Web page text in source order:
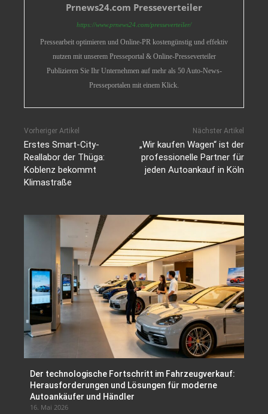
Prnews24.com Presseverteiler
https://www.prnews24.com/presseverteiler/
Pressearbeit optimieren und Online-PR kostengünstig und effektiv
nutzen mit unserem Presseportal & Online-Presseverteiler
Publizieren Sie Ihr Unternehmen auf mehr als 50 Auto-News-
Presseportalen mit einem Klick.
Vorheriger Artikel
Erstes Smart-City-
Reallabor der Thüga:
Koblenz bekommt
Klimastraße
Nächster Artikel
„Wir kaufen Wagen“ ist der
professionelle Partner für
jeden Autoankauf in Köln
Der technologische Fortschritt im Fahrzeugverkauf:
Herausforderungen und Lösungen für moderne
Autoankäufer und Händler
16. Mai 2026